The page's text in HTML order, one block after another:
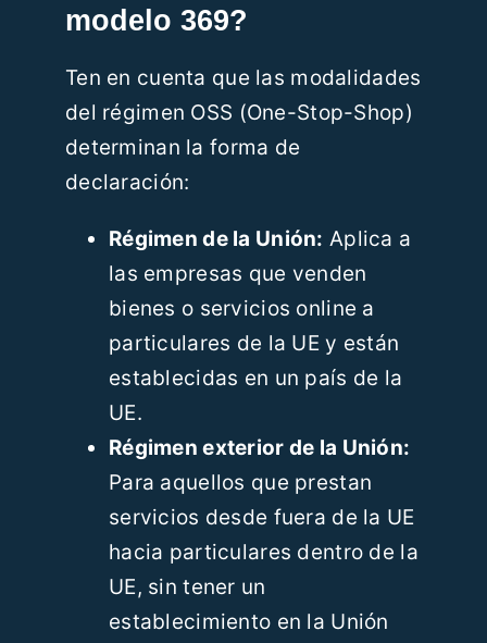
modelo 369?
Ten en cuenta que las modalidades
del régimen OSS (One-Stop-Shop)
determinan la forma de
declaración:
Régimen de la Unión: Aplica a
las empresas que venden
bienes o servicios online a
particulares de la UE y están
establecidas en un país de la
UE.
Régimen exterior de la Unión:
Para aquellos que prestan
servicios desde fuera de la UE
hacia particulares dentro de la
UE, sin tener un
establecimiento en la Unión